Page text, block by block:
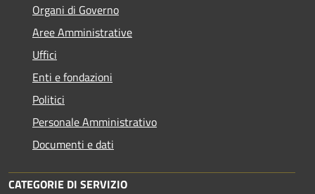
Organi di Governo
Aree Amministrative
Uffici
Enti e fondazioni
Politici
Personale Amministrativo
Documenti e dati
CATEGORIE DI SERVIZIO